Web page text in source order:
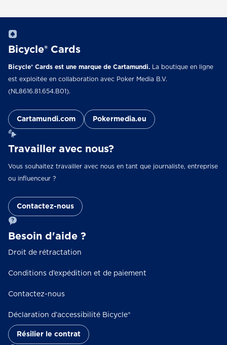
Bicycle® Cards
Bicycle® Cards est une marque de Cartamundi.
La boutique en ligne
est exploitée en collaboration avec Poker Media B.V.
(NL8616.81.654.B01).
Cartamundi.com Pokermedia.eu
Travailler avec nous?
Vous souhaitez travailler avec nous en tant que journaliste, entreprise
ou influenceur ?
Contactez-nous
Besoin d'aide ?
Droit de rétractation
Conditions d’expédition et de paiement
Contactez-nous
Déclaration d’accessibilité Bicycle®
Résilier le contrat